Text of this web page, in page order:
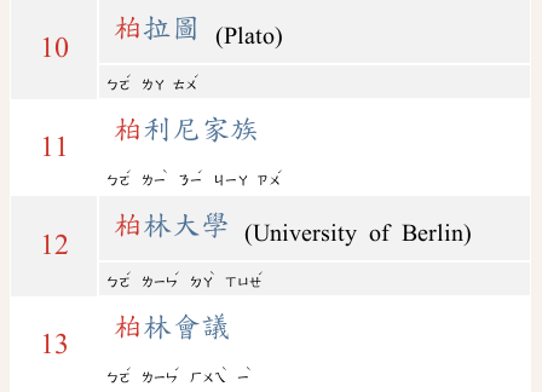
10
柏拉圖 (Plato)
ㄅㄛ
ˊ
ㄌㄚ ㄊㄨ
ˊ
11
柏利尼家族
ㄅㄛ
ˊ
ㄌㄧ
ˋ
ㄋㄧ
ˊ
ㄐㄧㄚ ㄗㄨ
ˊ
12
柏林大學 (University of Berlin)
ㄅㄛ
ˊ
ㄌㄧㄣ
ˊ
ㄉㄚ
ˋ
ㄒㄩㄝ
ˊ
13
柏林會議
ㄅㄛ
ˊ
ㄌㄧㄣ
ˊ
ㄏㄨㄟ
ˋ
ㄧ
ˋ